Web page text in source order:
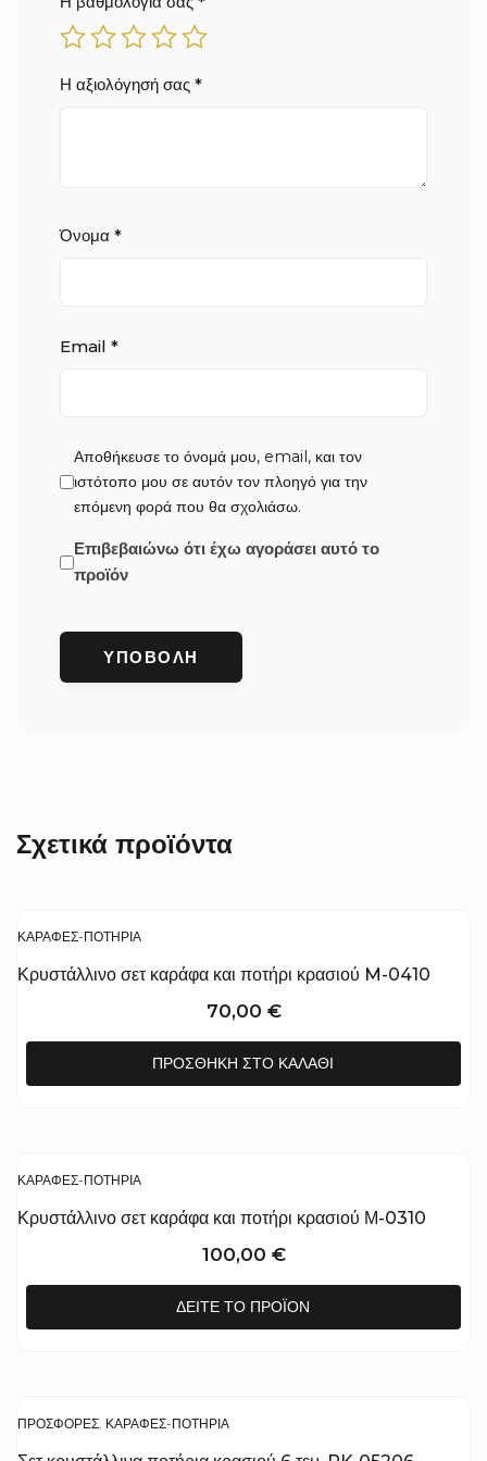
Η αξιολόγησή σας *
Όνομα *
Email *
Αποθήκευσε το όνομά μου, email, και τον
ιστότοπο μου σε αυτόν τον πλοηγό για την
επόμενη φορά που θα σχολιάσω.
Επιβεβαιώνω ότι έχω αγοράσει αυτό το
προϊόν
Σχετικά προϊόντα
ΚΑΡΆΦΕΣ-ΠΟΤΉΡΙΑ
Κρυστάλλινο σετ καράφα και ποτήρι κρασιού M-0410
70,00 €
ΠΡΟΣΘΉΚΗ ΣΤΟ ΚΑΛΆΘΙ
ΚΑΡΆΦΕΣ-ΠΟΤΉΡΙΑ
Κρυστάλλινο σετ καράφα και ποτήρι κρασιού Μ-0310
100,00 €
ΔΕΊΤΕ ΤΟ ΠΡΟΪΌΝ
ΠΡΟΣΦΟΡΈΣ, ΚΑΡΆΦΕΣ-ΠΟΤΉΡΙΑ